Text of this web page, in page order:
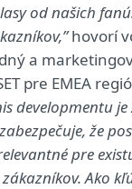
od našich
hovorí
a
pre EMEA
developmentu
že
pre
Ako